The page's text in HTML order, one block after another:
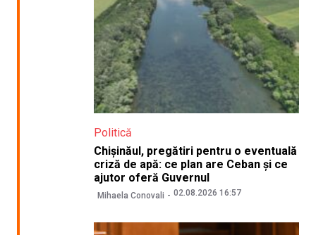
Politică
Chișinăul, pregătiri pentru o eventuală
criză de apă: ce plan are Ceban și ce
ajutor oferă Guvernul
Mihaela Conovali 02.08.2026 16:57